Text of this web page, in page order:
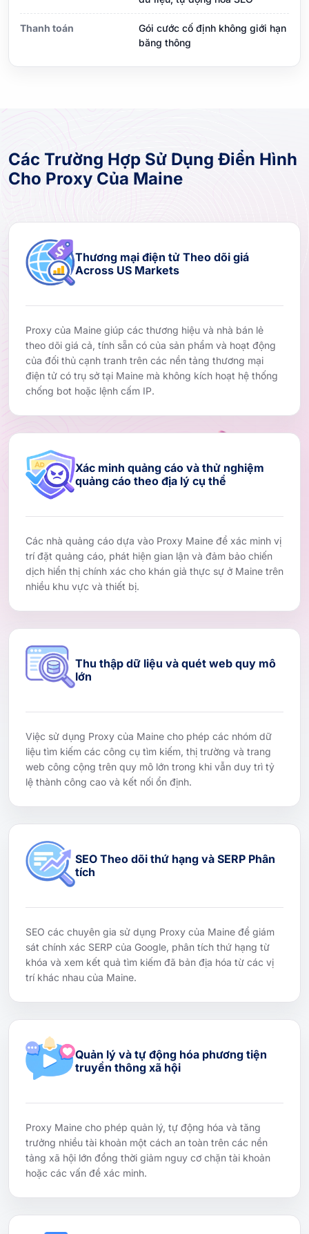
Thanh toán
Gói cước cố định không giới hạn
băng thông
Các Trường Hợp Sử Dụng Điển Hình
Cho Proxy Của Maine
Thương mại điện tử Theo dõi giá
Across US Markets
Proxy của Maine giúp các thương hiệu và nhà bán lẻ
theo dõi giá cả, tính sẵn có của sản phẩm và hoạt động
của đối thủ cạnh tranh trên các nền tảng thương mại
điện tử có trụ sở tại Maine mà không kích hoạt hệ thống
chống bot hoặc lệnh cấm IP.
Xác minh quảng cáo và thử nghiệm
quảng cáo theo địa lý cụ thể
Các nhà quảng cáo dựa vào Proxy Maine để xác minh vị
trí đặt quảng cáo, phát hiện gian lận và đảm bảo chiến
dịch hiển thị chính xác cho khán giả thực sự ở Maine trên
nhiều khu vực và thiết bị.
Thu thập dữ liệu và quét web quy mô
lớn
Việc sử dụng Proxy của Maine cho phép các nhóm dữ
liệu tìm kiếm các công cụ tìm kiếm, thị trường và trang
web công cộng trên quy mô lớn trong khi vẫn duy trì tỷ
lệ thành công cao và kết nối ổn định.
SEO Theo dõi thứ hạng và SERP Phân
tích
SEO các chuyên gia sử dụng Proxy của Maine để giám
sát chính xác SERP của Google, phân tích thứ hạng từ
khóa và xem kết quả tìm kiếm đã bản địa hóa từ các vị
trí khác nhau của Maine.
Quản lý và tự động hóa phương tiện
truyền thông xã hội
Proxy Maine cho phép quản lý, tự động hóa và tăng
trưởng nhiều tài khoản một cách an toàn trên các nền
tảng xã hội lớn đồng thời giảm nguy cơ chặn tài khoản
hoặc các vấn đề xác minh.